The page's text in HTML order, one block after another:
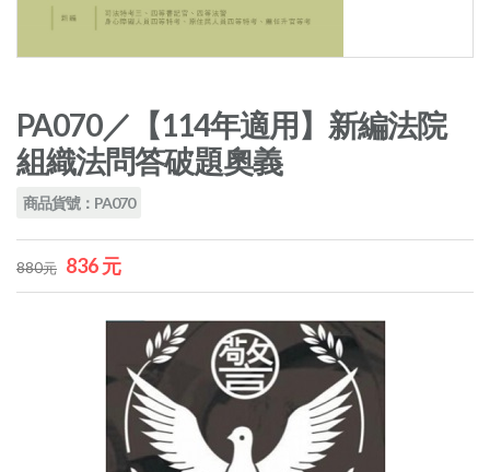
PA070／【114年適用】新編法院
組織法問答破題奧義
商品貨號：PA070
880元 836 元